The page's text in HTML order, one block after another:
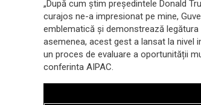
„După cum știm președintele Donald
curajos ne-a impresionat pe mine,
emblematică și demonstrează
asemenea, acest gest a lansat la nivel
un proces de evaluare a oportunității
conferinta AIPAC.